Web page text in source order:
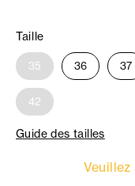
Taille
35 36 37
42
Guide des tailles